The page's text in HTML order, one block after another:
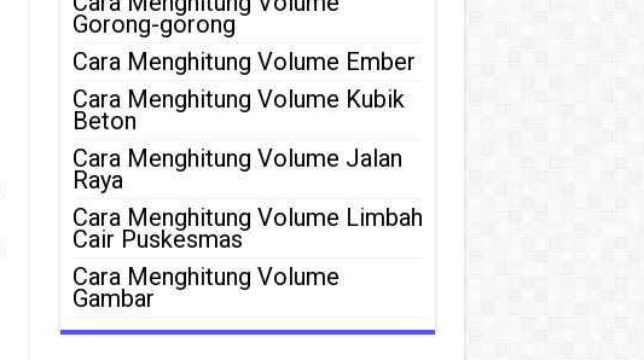
Gorong-gorong
Cara Menghitung Volume Ember
Cara Menghitung Volume Kubik
Beton
Cara Menghitung Volume Jalan
Raya
Cara Menghitung Volume Limbah
Cair Puskesmas
Cara Menghitung Volume
Gambar